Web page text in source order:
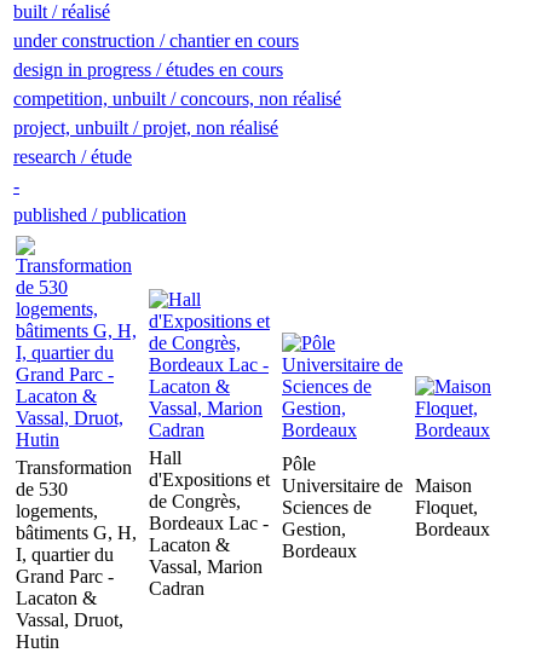
built / réalisé
under construction / chantier en cours
design in progress / études en cours
competition, unbuilt / concours, non réalisé
project, unbuilt / projet, non réalisé
research / étude
-
published / publication
Transformation
de 530
logements,
bâtiments G, H,
I, quartier du
Grand Parc -
Lacaton &
Vassal, Druot,
Hutin
Hall
d'Expositions et
de Congrès,
Bordeaux Lac -
Lacaton &
Vassal, Marion
Cadran
Pôle
Universitaire de
Sciences de
Gestion,
Bordeaux
Maison
Floquet,
Bordeaux